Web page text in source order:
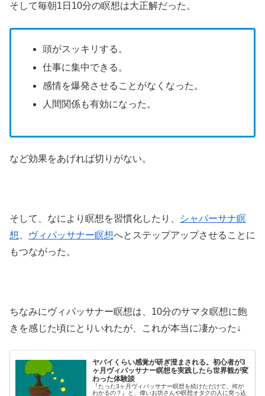
そして毎朝1日10分の瞑想は大正解だった。
頭がスッキリする。
仕事に集中できる。
感情を爆発させることがなくなった。
人間関係も有効になった。
など効果をあげれば切りがない。
そして、なにより瞑想を習慣化したり、
シャバーサナ瞑
想
ヴィパッサナー瞑想へとステップアップさせることに
もつながった。
ちなみにヴィパッサナー瞑想は、10分のサマタ瞑想に飽
きを感じた頃にとりいれたが、これが本当に凄かった↓
ヤバイくらい感覚が研ぎ澄まされる。初心者が3
ヶ月ヴィパッサナー瞑想を実践したら世界観が変
わった体験談
『たった3ヶ月ヴィパッサナー瞑想を続けただけで、何が
わかるの？』と、偉いお坊さんや瞑想オタクの人に突っ込